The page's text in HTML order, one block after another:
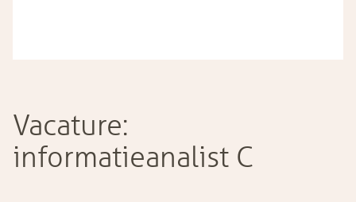
Vacature:
informatieanalist C